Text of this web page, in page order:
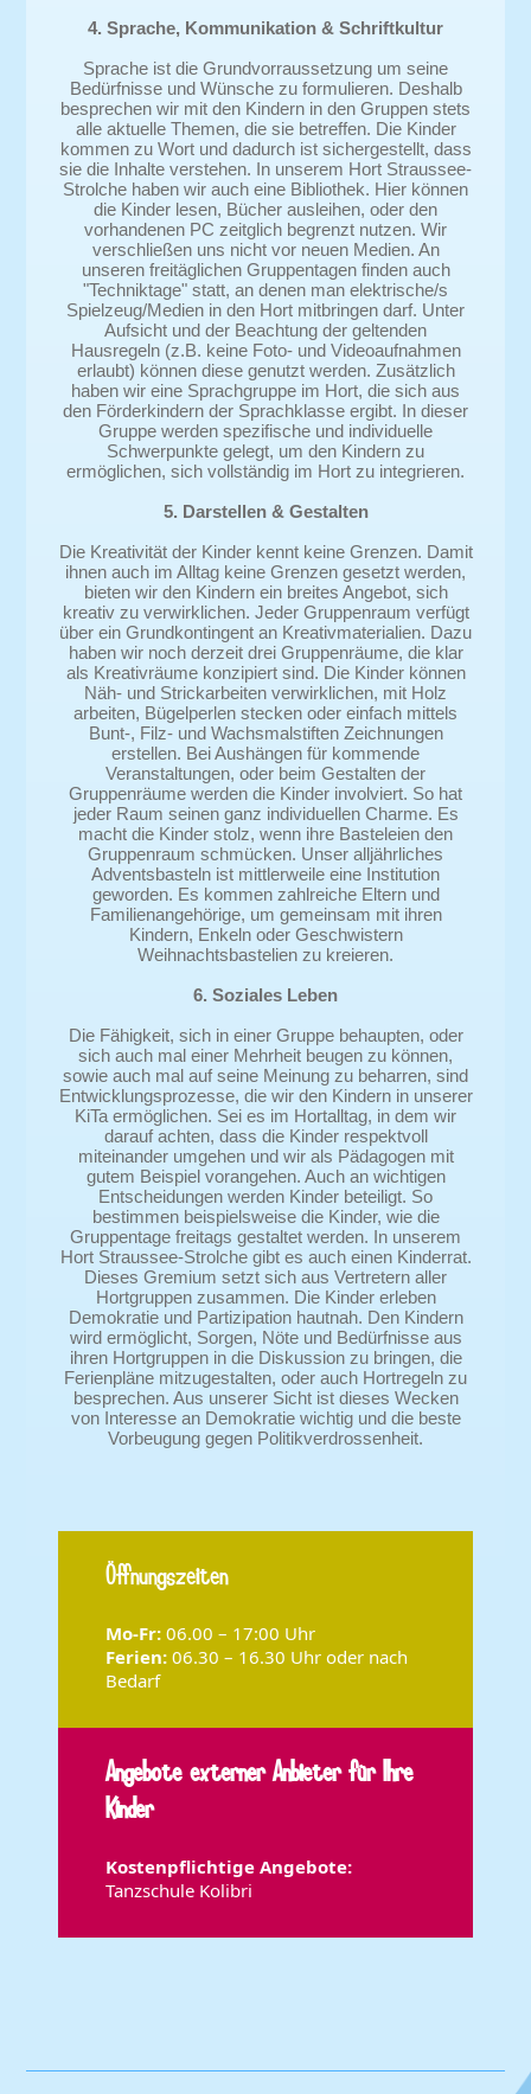
4. Sprache, Kommunikation & Schriftkultur
Sprache ist die Grundvorraussetzung um seine
Bedürfnisse und Wünsche zu formulieren. Deshalb
besprechen wir mit den Kindern in den Gruppen stets
alle aktuelle Themen, die sie betreffen. Die Kinder
kommen zu Wort und dadurch ist sichergestellt, dass
sie die Inhalte verstehen. In unserem Hort Straussee-
Strolche haben wir auch eine Bibliothek. Hier können
die Kinder lesen, Bücher ausleihen, oder den
vorhandenen PC zeitglich begrenzt nutzen. Wir
verschließen uns nicht vor neuen Medien. An
unseren freitäglichen Gruppentagen finden auch
"Techniktage" statt, an denen man elektrische/s
Spielzeug/Medien in den Hort mitbringen darf. Unter
Aufsicht und der Beachtung der geltenden
Hausregeln (z.B. keine Foto- und Videoaufnahmen
erlaubt) können diese genutzt werden. Zusätzlich
haben wir eine Sprachgruppe im Hort, die sich aus
den Förderkindern der Sprachklasse ergibt. In dieser
Gruppe werden spezifische und individuelle
Schwerpunkte gelegt, um den Kindern zu
ermöglichen, sich vollständig im Hort zu integrieren.
5. Darstellen & Gestalten
Die Kreativität der Kinder kennt keine Grenzen. Damit
ihnen auch im Alltag keine Grenzen gesetzt werden,
bieten wir den Kindern ein breites Angebot, sich
kreativ zu verwirklichen. Jeder Gruppenraum verfügt
über ein Grundkontingent an Kreativmaterialien. Dazu
haben wir noch derzeit drei Gruppenräume, die klar
als Kreativräume konzipiert sind. Die Kinder können
Näh- und Strickarbeiten verwirklichen, mit Holz
arbeiten, Bügelperlen stecken oder einfach mittels
Bunt-, Filz- und Wachsmalstiften Zeichnungen
erstellen. Bei Aushängen für kommende
Veranstaltungen, oder beim Gestalten der
Gruppenräume werden die Kinder involviert. So hat
jeder Raum seinen ganz individuellen Charme. Es
macht die Kinder stolz, wenn ihre Basteleien den
Gruppenraum schmücken. Unser alljährliches
Adventsbasteln ist mittlerweile eine Institution
geworden. Es kommen zahlreiche Eltern und
Familienangehörige, um gemeinsam mit ihren
Kindern, Enkeln oder Geschwistern
Weihnachtsbastelien zu kreieren.
6. Soziales Leben
Die Fähigkeit, sich in einer Gruppe behaupten, oder
sich auch mal einer Mehrheit beugen zu können,
sowie auch mal auf seine Meinung zu beharren, sind
Entwicklungsprozesse, die wir den Kindern in unserer
KiTa ermöglichen. Sei es im Hortalltag, in dem wir
darauf achten, dass die Kinder respektvoll
miteinander umgehen und wir als Pädagogen mit
gutem Beispiel vorangehen. Auch an wichtigen
Entscheidungen werden Kinder beteiligt. So
bestimmen beispielsweise die Kinder, wie die
Gruppentage freitags gestaltet werden. In unserem
Hort Straussee-Strolche gibt es auch einen Kinderrat.
Dieses Gremium setzt sich aus Vertretern aller
Hortgruppen zusammen. Die Kinder erleben
Demokratie und Partizipation hautnah. Den Kindern
wird ermöglicht, Sorgen, Nöte und Bedürfnisse aus
ihren Hortgruppen in die Diskussion zu bringen, die
Ferienpläne mitzugestalten, oder auch Hortregeln zu
besprechen. Aus unserer Sicht ist dieses Wecken
von Interesse an Demokratie wichtig und die beste
Vorbeugung gegen Politikverdrossenheit.
Öffnungszeiten
Mo-Fr: 06.00 – 17:00 Uhr
Ferien: 06.30 – 16.30 Uhr oder nach
Bedarf
Angebote externer Anbieter für Ihre
Kinder
Kostenpflichtige Angebote:
Tanzschule Kolibri